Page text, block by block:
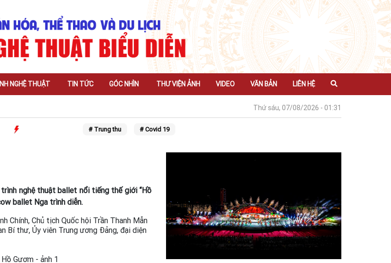
NGHỆ THUẬT TIN TỨC GÓC NHÌN THƯ VIỆN ẢNH VIDEO VĂN BẢN LIÊN HỆ
Thứ sáu, 07/08/2026 - 01:31
# Trung thu # Covid 19
nghệ thuật ballet nổi tiếng thế giới “Hồ
ballet Nga trình diễn.
Chính, Chủ tịch Quốc hội Trần Thanh Mẫn
Bí thư, Ủy viên Trung ương Đảng, đại diện